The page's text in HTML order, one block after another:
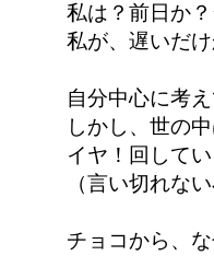
私は？前日か
私が、遅いだ
自分中心に考
しかし、世の
イヤ！回して
（言い切れな
チョコから、